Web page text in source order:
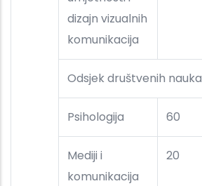
dizajn vizualnih
komunikacija
Odsjek društvenih nauka
Psihologija 60
Mediji i
komunikacija
20